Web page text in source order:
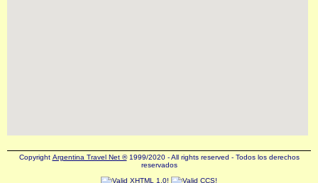
Copyright Argentina Travel Net ®1999/2020 - All rights reserved - Todos los derechos
reservados